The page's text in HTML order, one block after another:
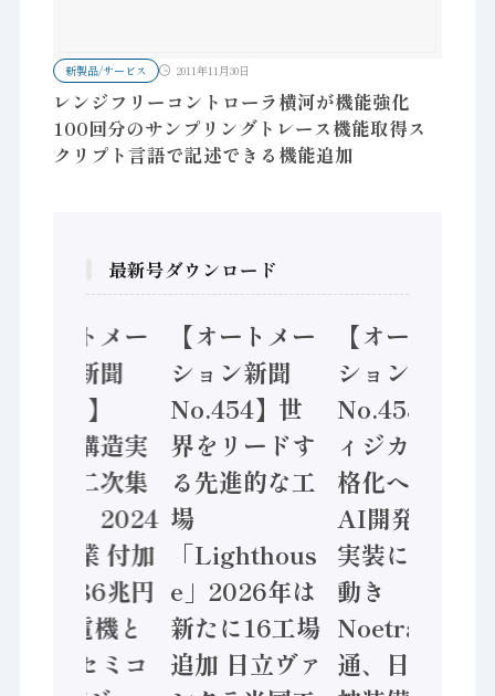
新製品/サービス 2011年11月30日
レンジフリーコントローラ横河が機能強化
100回分のサンプリングトレース機能取得ス
クリプト言語で記述できる機能追加
最新号ダウンロード
【オートメー
ション新聞
No.455】
「経済構造実
態調査二次集
計結果」2024
年製造業 付加
価値額86兆円
/ 三菱電機と
ソニーセミコ
【オートメー
ション新聞
No.454】世
界をリードす
る先進的な工
場
「Lighthous
e」2026年は
新たに16工場
追加 日立ヴァ
【オートメー
ション新聞
No.453】フ
ィジカルAI本
格化へ 国産
AI開発や社会
実装に活発な
動き
Noetra、富士
通、日立 / 兵